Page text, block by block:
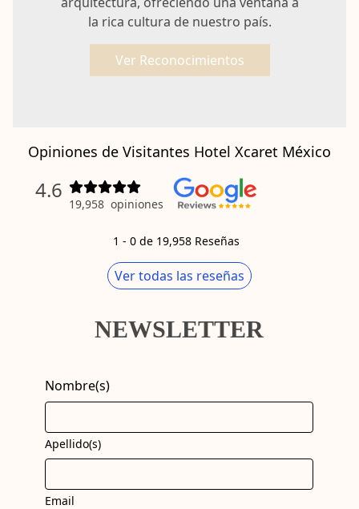
la rica cultura de nuestro país.
Ver Reconocimientos
Opiniones de Visitantes Hotel Xcaret México
4.6
19,958 opiniones
1 - 0 de 19,958 Reseñas
Ver todas las reseñas
NEWSLETTER
Nombre(s)
Apellido(s)
Email